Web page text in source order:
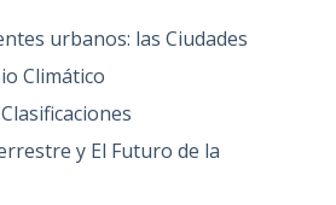
urbanos: las Ciudades
Climático
y El Futuro de la